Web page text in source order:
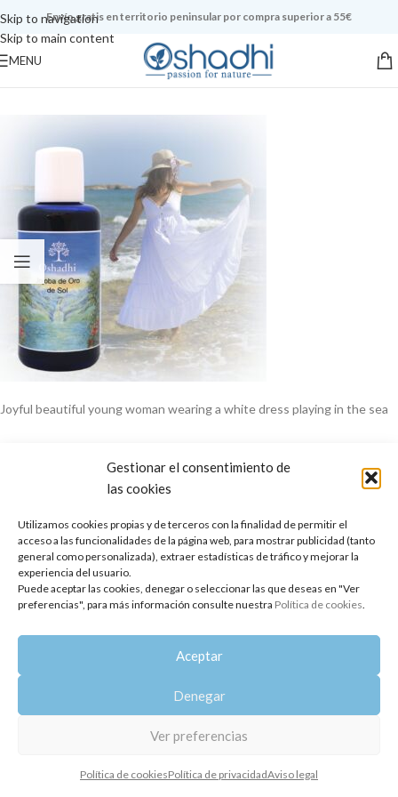
Gestionar el consentimiento de
las cookies
Utilizamos cookies propias y de terceros con la finalidad de permitir el
acceso a las funcionalidades de la página web, para mostrar publicidad (tanto
general como personalizada), extraer estadísticas de tráfico y mejorar la
experiencia del usuario.
Puede aceptar las cookies, denegar o seleccionar las que deseas en "Ver
preferencias", para más información consulte nuestra Política de cookies.
Aceptar
Denegar
Ver preferencias
Política de cookiesPolítica de privacidadAviso legal
Skip to navigation
Skip to main content
Envío gratis en territorio peninsular por compra superior a 55€
MENU
Joyful beautiful young woman wearing a white dress playing in the sea
Copyright 2014-2025
Todos los derechos reservados.